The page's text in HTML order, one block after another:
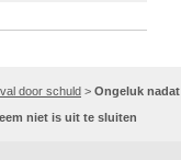
door schuld > Ongeluk nadat
niet is uit te sluiten